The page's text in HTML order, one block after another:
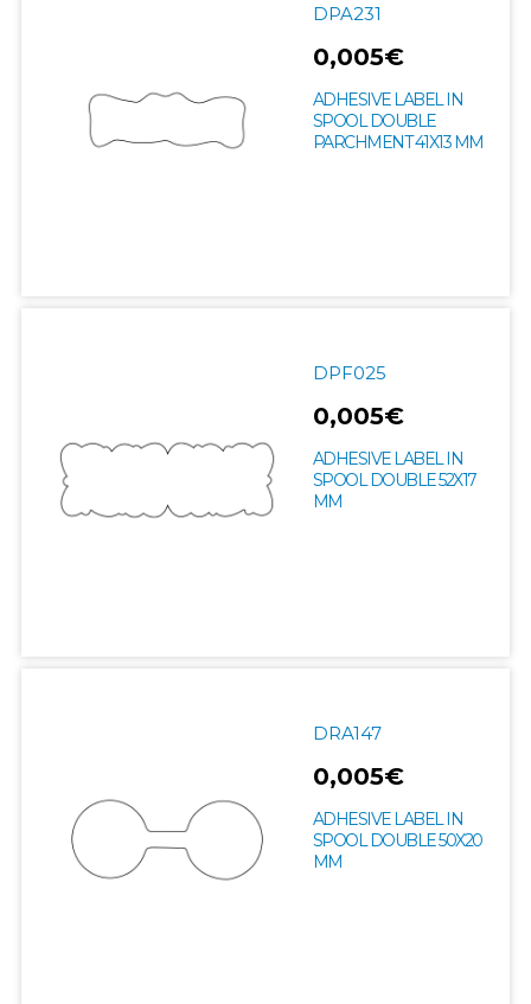
DPA231
0,005€
ADHESIVE LABEL IN
SPOOL DOUBLE
PARCHMENT 41X13 MM
DPF025
0,005€
ADHESIVE LABEL IN
SPOOL DOUBLE 52X17
MM
DRA147
0,005€
ADHESIVE LABEL IN
SPOOL DOUBLE 50X20
MM